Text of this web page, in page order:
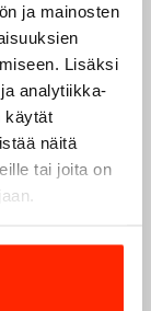
ja mainosten
Lisäksi
analytiikka-
käytät
näitä
tai joita on
käyttäjien
inspiroi